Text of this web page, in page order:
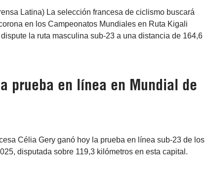
Latina) La selección francesa de ciclismo buscará
en los Campeonatos Mundiales en Ruta Kigali
la ruta masculina sub-23 a una distancia de 164,6
prueba en línea en Mundial de
Célia Gery ganó hoy la prueba en línea sub-23 de los
disputada sobre 119,3 kilómetros en esta capital.